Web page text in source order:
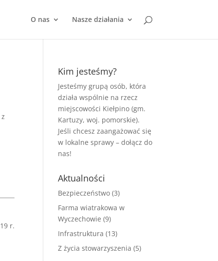
O nas Nasze działania
r.
Kim jesteśmy?
Jesteśmy grupą osób, która
działa wspólnie na rzecz
miejscowości Kiełpino (gm.
Kartuzy, woj. pomorskie).
Jeśli chcesz zaangażować się
w lokalne sprawy –dołącz do
nas!
Aktualności
Bezpieczeństwo (3)
Farma wiatrakowa w
Wyczechowie (9)
Infrastruktura (13)
Z życia stowarzyszenia (5)